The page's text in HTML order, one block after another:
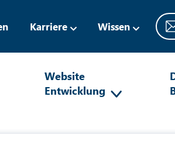
Karriere Wissen
Website
Entwicklung